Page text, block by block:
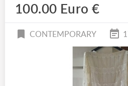
100.00 Euro €
CONTEMPORARY